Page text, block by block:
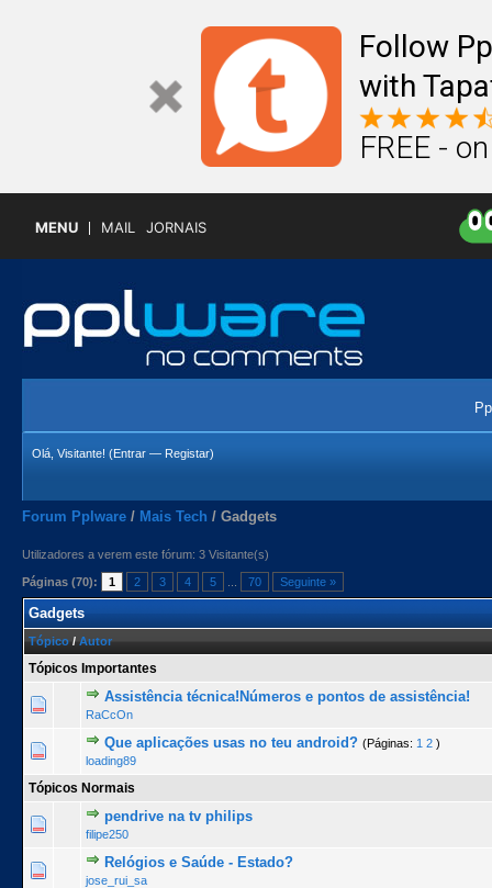
Follow
with
FREE -
MENU MAIL JORNAIS
Olá, Visitante! (Entrar — Registar)
Forum Pplware / Mais Tech / Gadgets
Utilizadores a verem este fórum: 3 Visitante(s)
Páginas (70): 1 2 3 4 5 70 Seguinte »
Gadgets
Tópico/Autor
Tópicos Importantes
Assistência técnica!Números e pontos de assistência!
RaCcOn
3 Voto(s) - 4.33 de 5 na totalidade
12345
Que aplicações usas no teu android? (Páginas: 1 2 )
loading89
0 Voto(s) - 0 de 5 na totalidade
123 45
Tópicos Normais
pendrive na tv philips
filipe250
0 Voto(s) - 0 de 5 na totalidade
1234
Relógios e Saúde - Estado?
jose_rui_sa
0 Voto(s) - 0 de 5 na totalidade
12345